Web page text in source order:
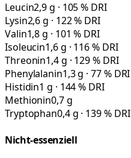
Leucin2,9 g · 105 % DRI
Lysin2,6 g · 122 % DRI
Valin1,8 g · 101 % DRI
Isoleucin1,6 g · 116 % DRI
Threonin1,4 g · 129 % DRI
Phenylalanin1,3 g · 77 % DRI
Histidin1 g · 144 % DRI
Methionin0,7 g
Tryptophan0,4 g · 139 % DRI
Nicht-essenziell